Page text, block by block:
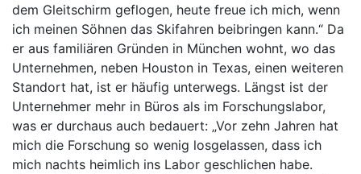
dem Gleitschirm geflogen, heute freue ich mich, wenn
ich meinen Söhnen das Skifahren beibringen kann.“ Da
er aus familiären Gründen in München wohnt, wo das
Unternehmen, neben Houston in Texas, einen weiteren
Standort hat, ist er häufig unterwegs. Längst ist der
Unternehmer mehr in Büros als im Forschungslabor,
was er durchaus auch bedauert: „Vor zehn Jahren hat
mich die Forschung so wenig losgelassen, dass ich
mich nachts heimlich ins Labor geschlichen habe.